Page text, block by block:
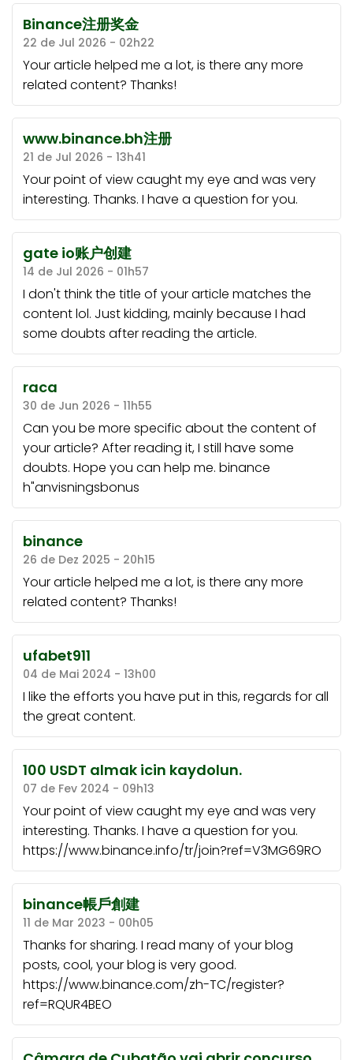
Binance注册奖金
22 de Jul 2026 - 02h22
Your article helped me a lot, is there any more
related content? Thanks!
www.binance.bh注册
21 de Jul 2026 - 13h41
Your point of view caught my eye and was very
interesting. Thanks. I have a question for you.
gate io账户创建
14 de Jul 2026 - 01h57
I don't think the title of your article matches the
content lol. Just kidding, mainly because I had
some doubts after reading the article.
raca
30 de Jun 2026 - 11h55
Can you be more specific about the content of
your article? After reading it, I still have some
doubts. Hope you can help me. binance
h"anvisningsbonus
binance
26 de Dez 2025 - 20h15
Your article helped me a lot, is there any more
related content? Thanks!
ufabet911
04 de Mai 2024 - 13h00
I like the efforts you have put in this, regards for all
the great content.
100 USDT almak icin kaydolun.
07 de Fev 2024 - 09h13
Your point of view caught my eye and was very
interesting. Thanks. I have a question for you.
https://www.binance.info/tr/join?ref=V3MG69RO
binance帳戶創建
11 de Mar 2023 - 00h05
Thanks for sharing. I read many of your blog
posts, cool, your blog is very good.
https://www.binance.com/zh-TC/register?
ref=RQUR4BEO